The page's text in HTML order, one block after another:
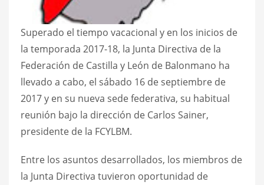
Superado el tiempo vacacional y en los inicios de
la temporada 2017-18, la Junta Directiva de la
Federación de Castilla y León de Balonmano ha
llevado a cabo, el sábado 16 de septiembre de
2017 y en su nueva sede federativa, su habitual
reunión bajo la dirección de Carlos Sainer,
presidente de la FCYLBM.
Entre los asuntos desarrollados, los miembros de
la Junta Directiva tuvieron oportunidad de